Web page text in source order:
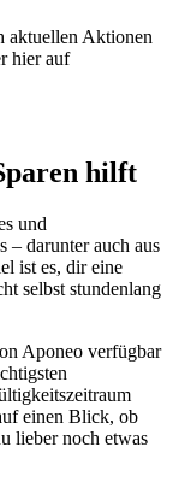
aktuellen Aktionen
hier auf
hilft
und
– darunter auch aus
ist es, dir eine
selbst stundenlang
Aponeo verfügbar
einen Blick, ob
lieber noch etwas